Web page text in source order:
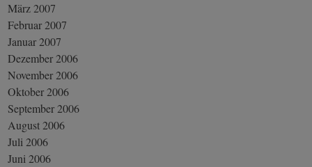
März 2007
Februar 2007
Januar 2007
Dezember 2006
November 2006
Oktober 2006
September 2006
August 2006
Juli 2006
Juni 2006